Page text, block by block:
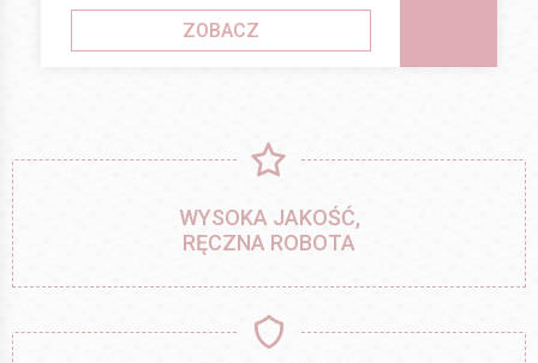
ZOBACZ
WYSOKA JAKOŚĆ,
RĘCZNA ROBOTA